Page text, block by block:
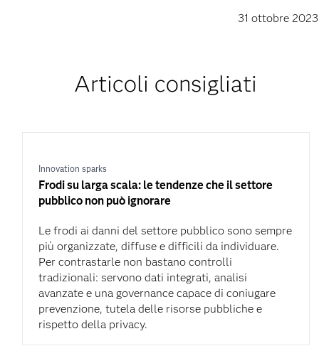
31 ottobre 2023
Articoli consigliati
Innovation sparks
Frodi su larga scala: le tendenze che il settore
pubblico non può ignorare
Le frodi ai danni del settore pubblico sono sempre
più organizzate, diffuse e difficili da individuare.
Per contrastarle non bastano controlli
tradizionali: servono dati integrati, analisi
avanzate e una governance capace di coniugare
prevenzione, tutela delle risorse pubbliche e
rispetto della privacy.